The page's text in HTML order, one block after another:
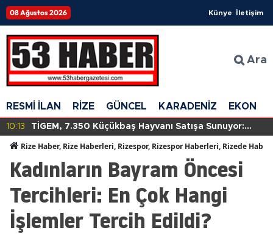
08 Ağustos 2026 Künye İletişim
Ara
RESMİ İLAN RİZE GÜNCEL KARADENİZ
10:13
TİGEM, 7.350 Küçükbaş Hayvanı Satışa Sunuyor:
Rize Haber, Rize Haberleri, Rizespor, Rizespor Haberleri, Rizede
Kadınların Bayram Öncesi
Tercihleri: En Çok Hangi
İşlemler Tercih Edildi?